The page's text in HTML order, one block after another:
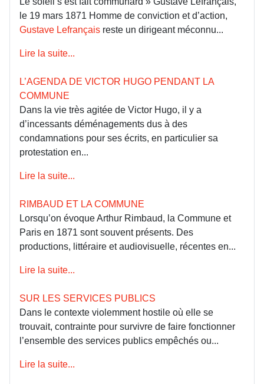
le 19 mars 1871 Homme de conviction et d’action,
Gustave Lefrançais reste un dirigeant méconnu...
Lire la suite...
L’AGENDA DE VICTOR HUGO PENDANT LA
COMMUNE
Dans la vie très agitée de Victor Hugo, il y a
d’incessants déménagements dus à des
condamnations pour ses écrits, en particulier sa
protestation en...
Lire la suite...
RIMBAUD ET LA COMMUNE
Lorsqu’on évoque Arthur Rimbaud, la Commune et
Paris en 1871 sont souvent présents. Des
productions, littéraire et audiovisuelle, récentes en...
Lire la suite...
SUR LES SERVICES PUBLICS
Dans le contexte violemment hostile où elle se
trouvait, contrainte pour survivre de faire fonctionner
l’ensemble des services publics empêchés ou...
Lire la suite...